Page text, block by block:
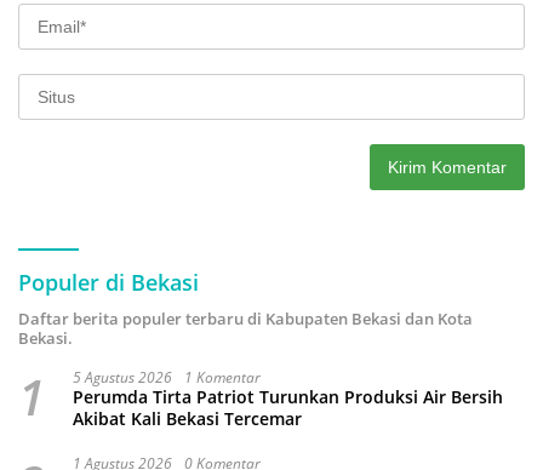
Populer di Bekasi
Daftar berita populer terbaru di Kabupaten Bekasi dan Kota
Bekasi.
1 5 Agustus 2026 1 Komentar
Perumda Tirta Patriot Turunkan Produksi Air Bersih
Akibat Kali Bekasi Tercemar
1 Agustus 2026 0 Komentar